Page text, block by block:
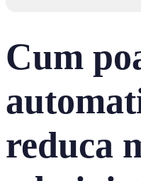
Cum
reduca